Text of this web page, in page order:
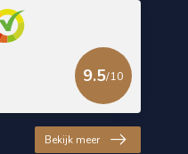
9.5/10
Bekijk meer